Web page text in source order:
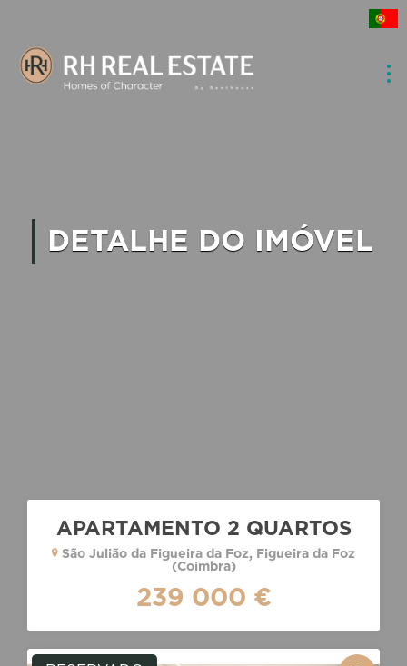
DETALHE DO IMÓVEL
APARTAMENTO 2 QUARTOS
São Julião da Figueira da Foz, Figueira da Foz
(Coimbra)
239 000 €